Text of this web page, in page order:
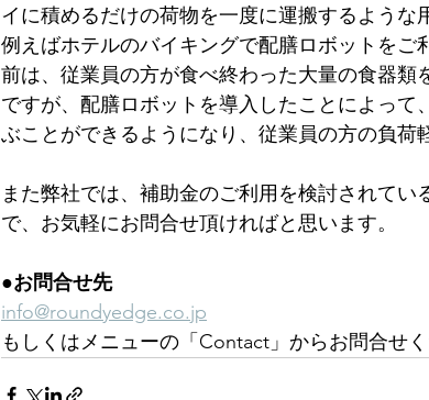
イに積めるだけの荷物を一度に運搬するような
例えばホテルのバイキングで配膳ロボットを
前は、従業員の方が食べ終わった大量の食器
ですが、配膳ロボットを導入したことによっ
ぶことができるようになり、従業員の方の負荷
また弊社では、補助金のご利用を検討されて
で、お気軽にお問合せ頂ければと思います。
●お問合せ先
info@roundyedge.co.jp
もしくはメニューの「Contact」からお問合せく